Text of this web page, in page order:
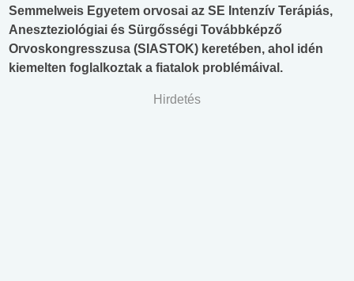
Semmelweis Egyetem orvosai az SE Intenzív Terápiás,
Aneszteziológiai és Sürgősségi Továbbképző
Orvoskongresszusa (SIASTOK) keretében, ahol idén
kiemelten foglalkoztak a fiatalok problémáival.
Hirdetés